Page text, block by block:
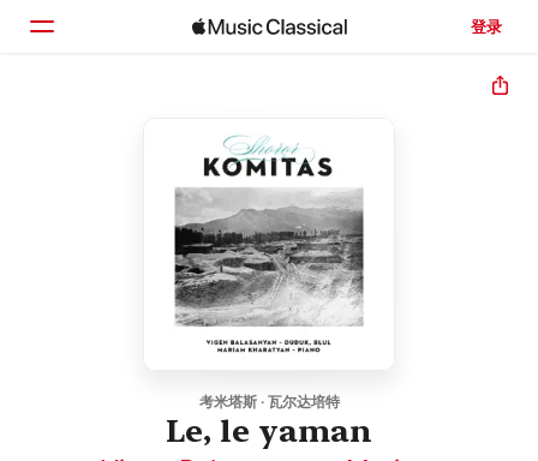
登录
考米塔斯 · 瓦尔达培特
Le, le yaman